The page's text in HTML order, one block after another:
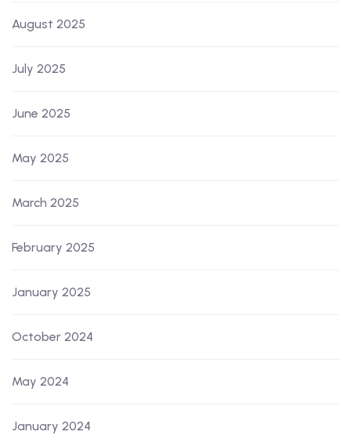
August 2025
July 2025
June 2025
May 2025
March 2025
February 2025
January 2025
October 2024
May 2024
January 2024